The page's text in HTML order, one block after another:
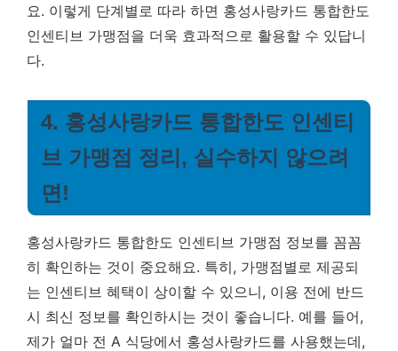
요. 이렇게 단계별로 따라 하면 홍성사랑카드 통합한도
인센티브 가맹점을 더욱 효과적으로 활용할 수 있답니
다.
4. 홍성사랑카드 통합한도 인센티
브 가맹점 정리, 실수하지 않으려
면!
홍성사랑카드 통합한도 인센티브 가맹점 정보를 꼼꼼
히 확인하는 것이 중요해요. 특히, 가맹점별로 제공되
는 인센티브 혜택이 상이할 수 있으니, 이용 전에 반드
시 최신 정보를 확인하시는 것이 좋습니다. 예를 들어,
제가 얼마 전 A 식당에서 홍성사랑카드를 사용했는데,